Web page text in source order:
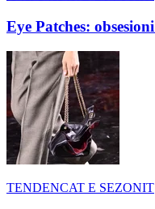
Eye Patches:
TENDENCAT E SEZONIT